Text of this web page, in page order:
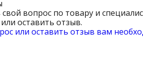
вопрос по товару и
оставить отзыв.
или оставить отзыв вам